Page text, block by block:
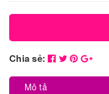
Chia sẻ:
Mô tả